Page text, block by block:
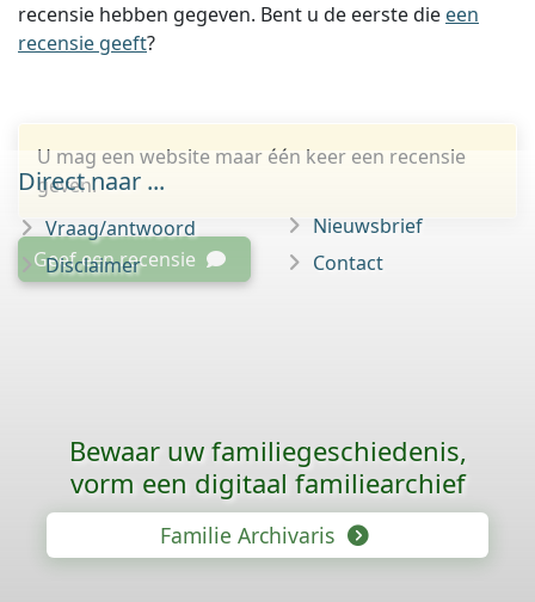
recensie hebben gegeven. Bent u de eerste die een
recensie geeft?
U mag een website maar één keer een recensie
geven.
Geef een recensie
Direct naar ...
Vraag/antwoord
Disclaimer
Nieuwsbrief
Contact
Bewaar uw familie­geschiedenis,
vorm een digitaal familiearchief
Familie Archivaris